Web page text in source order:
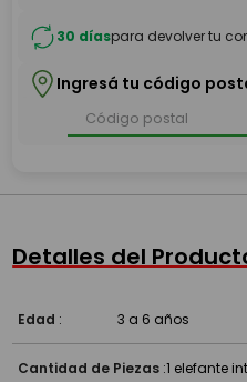
30 díaspara devolver tu
Ingresá tu código
Detalles del
Edad : 3 a 6 años
Cantidad de Piezas :1 elefante